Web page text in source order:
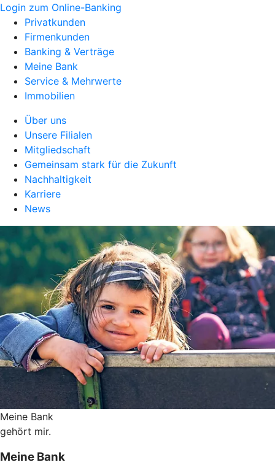
Login zum Online-Banking
Privatkunden
Firmenkunden
Banking & Verträge
Meine Bank
Service & Mehrwerte
Immobilien
Über uns
Unsere Filialen
Mitgliedschaft
Gemeinsam stark für die Zukunft
Nachhaltigkeit
Karriere
News
Meine Bank
gehört mir.
Meine Bank